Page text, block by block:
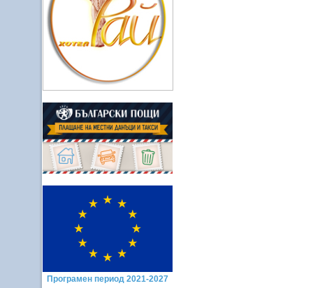
Програмен период 2021-2027